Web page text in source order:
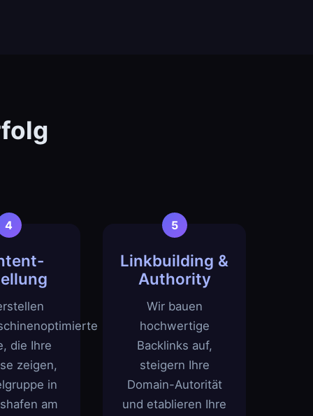
die Ihre
zeigen,
in
am
Linkbuilding &
Authority
Wir bauen
hochwertige
Backlinks auf,
steigern Ihre
Domain-Autorität
und etablieren Ihre